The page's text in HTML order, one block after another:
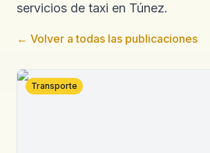
servicios de taxi en Túnez.
← Volver a todas las publicaciones
Transporte